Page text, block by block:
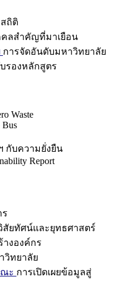
ถิติ
ลสำคัญที่มาเยือน
การจัดอันดับมหาวิทยาลัย
รองหลักสูตร
Waste
Bus
กับความยั่งยืน
Report
สัยทัศน์และยุทธศาสตร์
างองค์กร
วิทยาลัย
ณะ การเปิดเผยข้อมูลสู่